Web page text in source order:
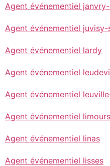
Agent événementiel janvry-
Agent événementiel
Agent événementiel lardy
Agent événementiel
Agent événementiel
Agent événementiel limours
Agent événementiel linas
Agent événementiel lisses